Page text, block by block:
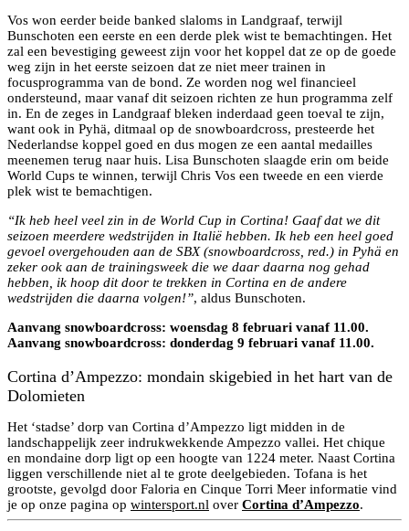
Vos won eerder beide banked slaloms in Landgraaf, terwijl
Bunschoten een eerste en een derde plek wist te bemachtingen. Het
zal een bevestiging geweest zijn voor het koppel dat ze op de goede
weg zijn in het eerste seizoen dat ze niet meer trainen in
focusprogramma van de bond. Ze worden nog wel financieel
ondersteund, maar vanaf dit seizoen richten ze hun programma zelf
in. En de zeges in Landgraaf bleken inderdaad geen toeval te zijn,
want ook in Pyhä, ditmaal op de snowboardcross, presteerde het
Nederlandse koppel goed en dus mogen ze een aantal medailles
meenemen terug naar huis. Lisa Bunschoten slaagde erin om beide
World Cups te winnen, terwijl Chris Vos een tweede en een vierde
plek wist te bemachtigen.
“Ik heb heel veel zin in de World Cup in Cortina! Gaaf dat we dit
seizoen meerdere wedstrijden in Italië hebben. Ik heb een heel goed
gevoel overgehouden aan de SBX (snowboardcross, red.) in Pyhä en
zeker ook aan de trainingsweek die we daar daarna nog gehad
hebben, ik hoop dit door te trekken in Cortina en de andere
wedstrijden die daarna volgen!”, aldus Bunschoten.
Aanvang snowboardcross: woensdag 8 februari vanaf 11.00.
Aanvang snowboardcross: donderdag 9 februari vanaf 11.00.
Cortina d’Ampezzo: mondain skigebied in het hart van de
Dolomieten
Het ‘stadse’ dorp van Cortina d’Ampezzo ligt midden in de
landschappelijk zeer indrukwekkende Ampezzo vallei. Het chique
en mondaine dorp ligt op een hoogte van 1224 meter. Naast Cortina
liggen verschillende niet al te grote deelgebieden. Tofana is het
grootste, gevolgd door Faloria en Cinque Torri Meer informatie vind
je op onze pagina op wintersport.nl over Cortina d’Ampezzo.